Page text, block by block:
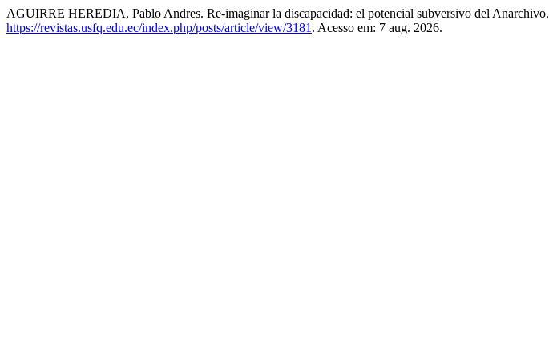
AGUIRRE HEREDIA, Pablo Andres. Re-imaginar la discapacidad: el potencial subversivo del Anarchivo.
https://revistas.usfq.edu.ec/index.php/posts/article/view/3181 . Acesso em: 7 aug. 2026.